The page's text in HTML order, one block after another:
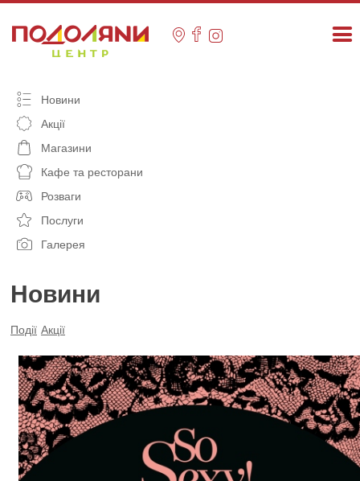
content
Новини
Акції
Магазини
Кафе та ресторани
Розваги
Послуги
Галерея
Новини
Події Акції